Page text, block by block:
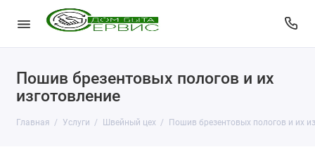
Пошив брезентовых пологов и их
изготовление
Главная Услуги Швейный цех Пошив брезентовых пологов и их